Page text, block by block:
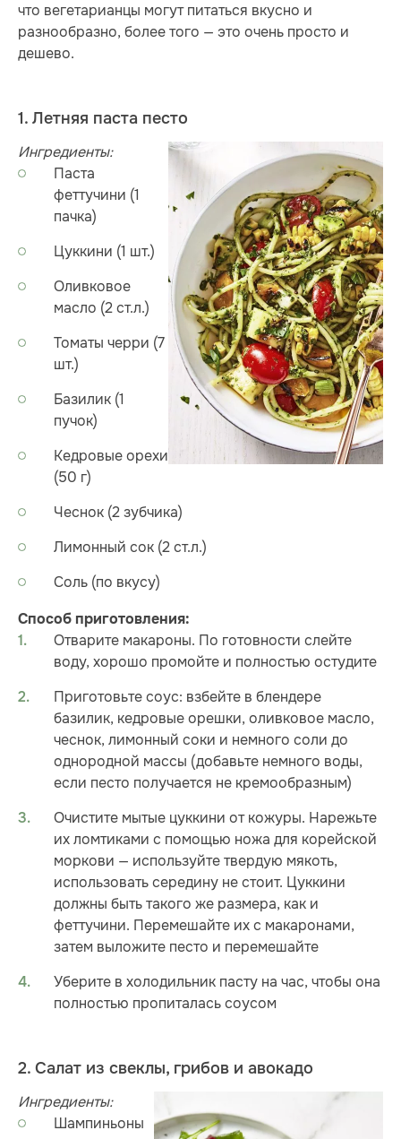
что вегетарианцы могут питаться вкусно и
разнообразно, более того — это очень просто и
дешево.
1. Летняя паста песто
Ингредиенты:
Паста
феттучини (1
пачка)
Цуккини (1 шт.)
Оливковое
масло (2 ст.л.)
Томаты черри (7
шт.)
Базилик (1
пучок)
Кедровые орехи
(50 г)
Чеснок (2 зубчика)
Лимонный сок (2 ст.л.)
Соль (по вкусу)
Способ приготовления:
Отварите макароны. По готовности слейте
воду, хорошо промойте и полностью остудите
Приготовьте соус: взбейте в блендере
базилик, кедровые орешки, оливковое масло,
чеснок, лимонный соки и немного соли до
однородной массы (добавьте немного воды,
если песто получается не кремообразным)
Очистите мытые цуккини от кожуры. Нарежьте
их ломтиками с помощью ножа для корейской
моркови — используйте твердую мякоть,
использовать середину не стоит. Цуккини
должны быть такого же размера, как и
феттучини. Перемешайте их с макаронами,
затем выложите песто и перемешайте
Уберите в холодильник пасту на час, чтобы она
полностью пропиталась соусом
2. Cалат из свеклы, грибов и авокадо
Ингредиенты:
Шампиньоны